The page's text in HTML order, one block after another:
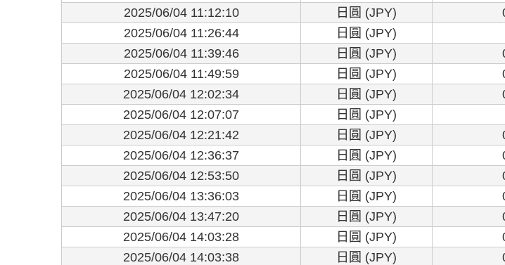
2025/06/04 11:12:10
日圓 (JPY)
2025/06/04 11:26:44
日圓 (JPY)
2025/06/04 11:39:46
日圓 (JPY)
2025/06/04 11:49:59
日圓 (JPY)
2025/06/04 12:02:34
日圓 (JPY)
2025/06/04 12:07:07
日圓 (JPY)
2025/06/04 12:21:42
日圓 (JPY)
2025/06/04 12:36:37
日圓 (JPY)
2025/06/04 12:53:50
日圓 (JPY)
2025/06/04 13:36:03
日圓 (JPY)
2025/06/04 13:47:20
日圓 (JPY)
2025/06/04 14:03:28
日圓 (JPY)
2025/06/04 14:03:38
日圓 (JPY)